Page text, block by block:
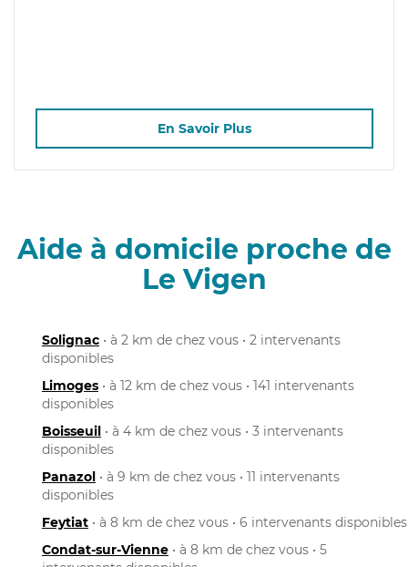
En Savoir Plus
Aide à domicile proche de
Le Vigen
Solignac • à 2 km de chez vous • 2 intervenants
disponibles
Limoges • à 12 km de chez vous • 141 intervenants
disponibles
Boisseuil • à 4 km de chez vous • 3 intervenants
disponibles
Panazol • à 9 km de chez vous • 11 intervenants
disponibles
Feytiat • à 8 km de chez vous • 6 intervenants disponibles
Condat-sur-Vienne • à 8 km de chez vous • 5